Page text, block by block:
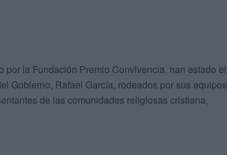
por la Fundación Premio Convivencia, han estado el
Gobierno, Rafael García, rodeados por sus equipos
de las comunidades religiosas cristiana,